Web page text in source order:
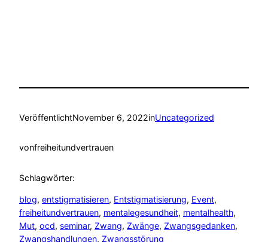
VeröffentlichtNovember 6, 2022inUncategorized
vonfreiheitundvertrauen
Schlagwörter:
blog, entstigmatisieren, Entstigmatisierung, Event
freiheitundvertrauen, mentalegesundheit, mentalhealth
Mut, ocd, seminar, Zwang, Zwänge, Zwangsgedanken
Zwangshandlungen, Zwangsstörung